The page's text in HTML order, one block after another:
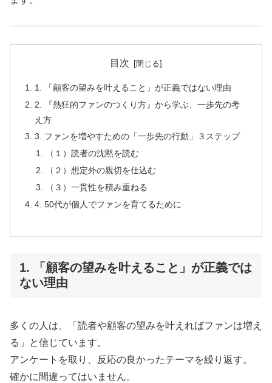
目次
1. 「顧客の望みを叶えること」が正義ではない理由
2. 『熱狂的ファンのつくり方』から学ぶ、一歩先の考
え方
3. ファンを増やすための「一歩先の行動」３ステップ
（１）読者の沈黙を読む
（２）想定外の親切を仕込む
（３）一貫性を積み重ねる
4. 50代が個人でファンを育てるために
1. 「顧客の望みを叶えること」が正義では
ない理由
多くの人は、「読者や顧客の望みを叶えればファンは増え
る」と信じています。
アンケートを取り、反応の良かったテーマを繰り返す。
確かに間違ってはいません。